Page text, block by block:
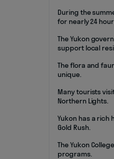
During the
for nearly 24
The Yukon
support local
The flora and
unique.
Many tourists
Northern Lights.
Yukon has a rich
Gold Rush.
The Yukon
programs.